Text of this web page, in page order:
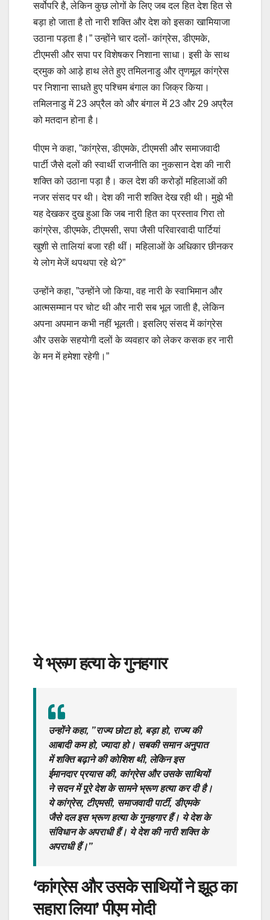
सर्वोपरि है, लेकिन कुछ लोगों के लिए जब दल हित देश हित से
बड़ा हो जाता है तो नारी शक्ति और देश को इसका खामियाजा
उठाना पड़ता है।” उन्होंने चार दलों- कांग्रेस, डीएमके,
टीएमसी और सपा पर विशेषकर निशाना साधा। इसी के साथ
द्रमुक को आड़े हाथ लेते हुए तमिलनाडु और तृणमूल कांग्रेस
पर निशाना साधते हुए पश्चिम बंगाल का जिक्र किया।
तमिलनाडु में 23 अप्रैल को और बंगाल में 23 और 29 अप्रैल
को मतदान होना है।
पीएम ने कहा, ”कांग्रेस, डीएमके, टीएमसी और समाजवादी
पार्टी जैसे दलों की स्वार्थी राजनीति का नुकसान देश की नारी
शक्ति को उठाना पड़ा है। कल देश की करोड़ों महिलाओं की
नजर संसद पर थी। देश की नारी शक्ति देख रही थी। मुझे भी
यह देखकर दुख हुआ कि जब नारी हित का प्रस्ताव गिरा तो
कांग्रेस, डीएमके, टीएमसी, सपा जैसी परिवारवादी पार्टियां
खुशी से तालियां बजा रही थीं। महिलाओं के अधिकार छीनकर
ये लोग मेजें थपथपा रहे थे?”
उन्होंने कहा, ”उन्होंने जो किया, वह नारी के स्वाभिमान और
आत्मसम्मान पर चोट थी और नारी सब भूल जाती है, लेकिन
अपना अपमान कभी नहीं भूलती। इसलिए संसद में कांग्रेस
और उसके सहयोगी दलों के व्यवहार को लेकर कसक हर नारी
के मन में हमेशा रहेगी।”
ये भ्रूण हत्या के गुनहगार
उन्होंने कहा, ”राज्य छोटा हो, बड़ा हो, राज्य की
आबादी कम हो, ज्यादा हो। सबकी समान अनुपात
में शक्ति बढ़ाने की कोशिश थी, लेकिन इस
ईमानदार प्रयास की, कांग्रेस और उसके साथियों
ने सदन में पूरे देश के सामने भ्रूण हत्या कर दी है।
ये कांग्रेस, टीएमसी, समाजवादी पार्टी, डीएमके
जैसे दल इस भ्रूण हत्या के गुनहगार हैं। ये देश के
संविधान के अपराधी हैं। ये देश की नारी शक्ति के
अपराधी हैं।”
‘कांग्रेस और उसके साथियों ने झूठ का
सहारा लिया’ पीएम मोदी